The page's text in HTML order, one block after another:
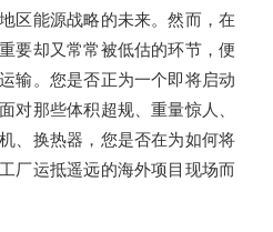
区能源战略的未来。然而，在
要却又常常被低估的环节，便
输。您是否正为一个即将启动
对那些体积超规、重量惊人、
、换热器，您是否在为如何将
厂运抵遥远的海外项目现场而